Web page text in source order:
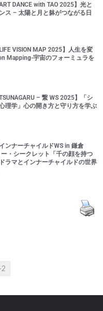
DANCE with TAO 2025】光と
ス – 太陽と月と躰がつながる日
VISION MAP 2025】人生を変
Mapping-宇宙のフォーミュラを
– 繋 WS 2025】「シ
理学」心の開き方と守り方を学ぶ
ンナーチャイルドWS in 鎌倉
・シークレット「千の顔を持つ
ラマとインナーチャイルドの世界